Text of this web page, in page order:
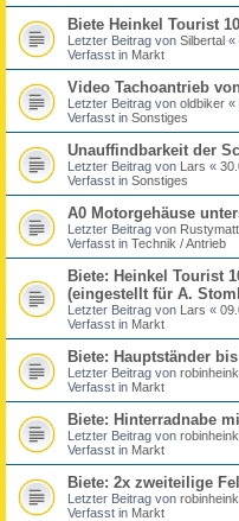
Biete Heinkel Tourist
Letzter Beitrag von Silbertal «
Verfasst in Markt
Video Tachoantrieb
Letzter Beitrag von oldbiker «
Verfasst in Sonstiges
Unauffindbarkeit der
Letzter Beitrag von Lars «
Verfasst in Sonstiges
A0 Motorgehäuse
Letzter Beitrag von Rustymatt
Verfasst in Technik / Antrieb
Biete: Heinkel Tourist
(eingestellt für A.
Letzter Beitrag von Lars «
Verfasst in Markt
Biete: Hauptständer
Letzter Beitrag von
Verfasst in Markt
Biete: Hinterradnabe
Letzter Beitrag von
Verfasst in Markt
Biete: 2x zweiteilige
Letzter Beitrag von
Verfasst in Markt